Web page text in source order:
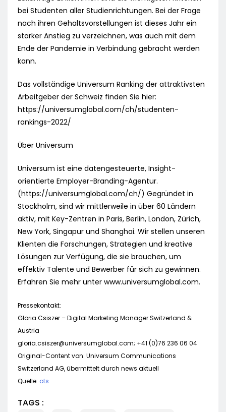
bei Studenten aller Studienrichtungen. Bei der Frage
nach ihren Gehaltsvorstellungen ist dieses Jahr ein
starker Anstieg zu verzeichnen, was auch mit dem
Ende der Pandemie in Verbindung gebracht werden
kann.
Das vollständige Universum Ranking der attraktivsten
Arbeitgeber der Schweiz finden Sie hier:
https://universumglobal.com/ch/studenten-
rankings-2022/
Über Universum
Universum ist eine datengesteuerte, Insight-
orientierte Employer-Branding-Agentur.
(https://universumglobal.com/ch/) Gegründet in
Stockholm, sind wir mittlerweile in über 60 Ländern
aktiv, mit Key-Zentren in Paris, Berlin, London, Zürich,
New York, Singapur und Shanghai. Wir stellen unseren
Klienten die Forschungen, Strategien und kreative
Lösungen zur Verfügung, die sie brauchen, um
effektiv Talente und Bewerber für sich zu gewinnen.
Erfahren Sie mehr unter www.universumglobal.com.
Pressekontakt:
Gloria Csiszer – Digital Marketing Manager Switzerland &
Austria
gloria.csiszer@universumglobal.com; +41 (0)76 236 06 04
Original-Content von: Universum Communications
Switzerland AG, übermittelt durch news aktuell
Quelle: ots
TAGS :